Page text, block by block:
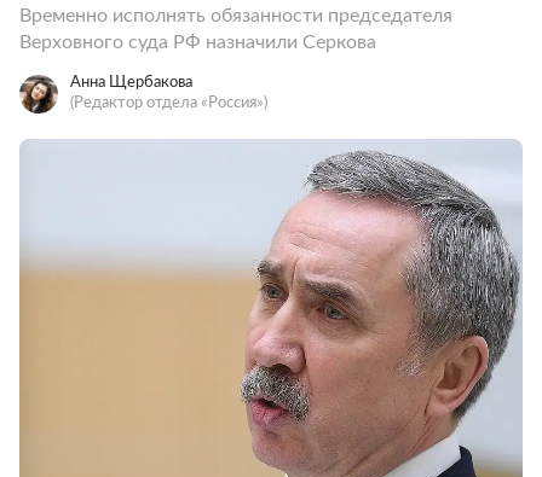
Временно исполнять обязанности председателя
Верховного суда РФ назначили Серкова
Анна Щербакова
(Редактор отдела «Россия»)